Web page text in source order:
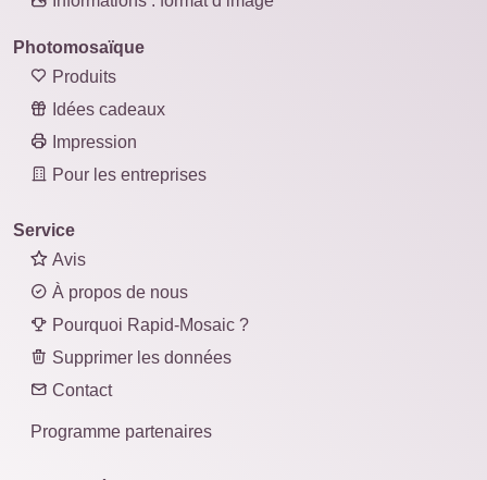
Photomosaïque
Produits
Idées cadeaux
Impression
Pour les entreprises
Service
Avis
À propos de nous
Pourquoi Rapid-Mosaic ?
Supprimer les données
Contact
Programme partenaires